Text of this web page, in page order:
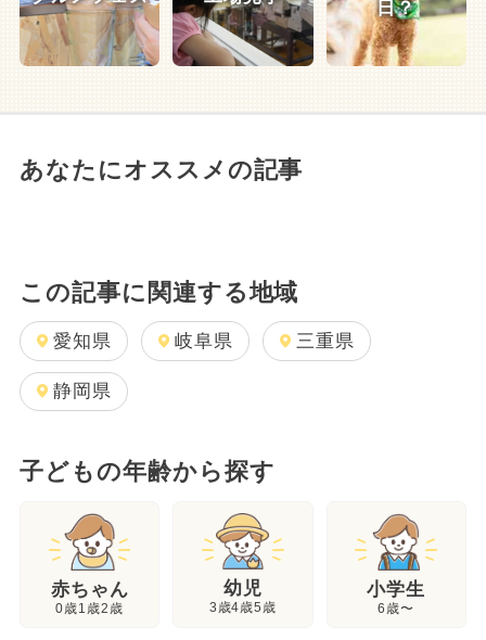
日？
あなたにオススメの記事
この記事に関連する地域
愛知県 岐阜県 三重県
静岡県
子どもの年齢から探す
赤ちゃん
0歳1歳2歳
幼児
3歳4歳5歳
小学生
6歳〜